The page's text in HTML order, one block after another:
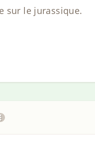
sur le jurassique.